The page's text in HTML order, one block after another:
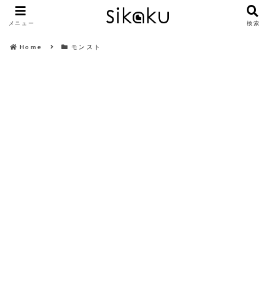
Home モンスト
メニュー 検索